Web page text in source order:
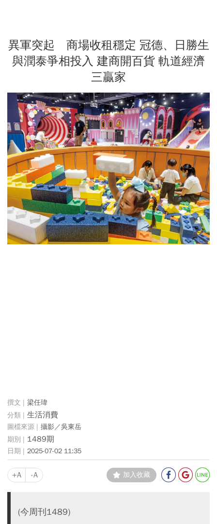
異軍突起 商場收租穩定 冠德、日勝生
與潤泰爭相投入 建商開百貨 軌道經濟
三贏家
梁任瑋
生活消費
攝影／吳東岳
1489期
2025-07-02 11:35
+A -A 加入收藏
(今周刊1489)